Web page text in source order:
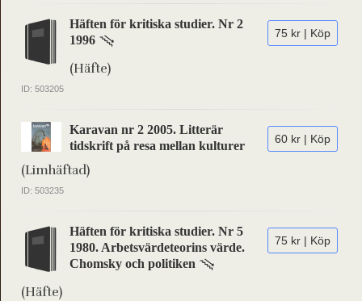
75 kr | Köp
Häften för kritiska studier. Nr 2
1996
(Häfte)
ID: 503205
60 kr | Köp
Karavan nr 2 2005. Litterär
tidskrift på resa mellan kulturer
(Limhäftad)
ID: 503235
75 kr | Köp
Häften för kritiska studier. Nr 5
1980. Arbetsvärdeteorins värde.
Chomsky och politiken
(Häfte)